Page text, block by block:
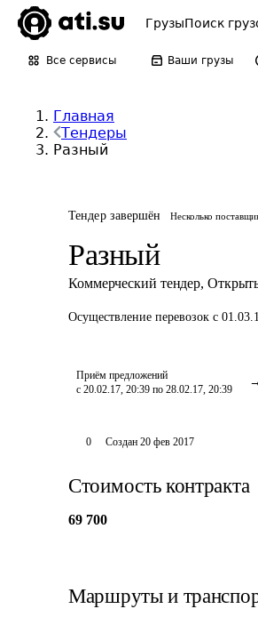
ГрузыПоиск
Все сервисы Ваши грузы
Главная
Тендеры
Разный
Тендер завершён Несколько
Разный
Коммерческий тендер,
Осуществление перевозок с
Приём предложений
с 20.02.17, 20:39 по 28.02.17, 20:39
0 Создан 20 фев 2017
Стоимость контракта
69 700
Маршруты и